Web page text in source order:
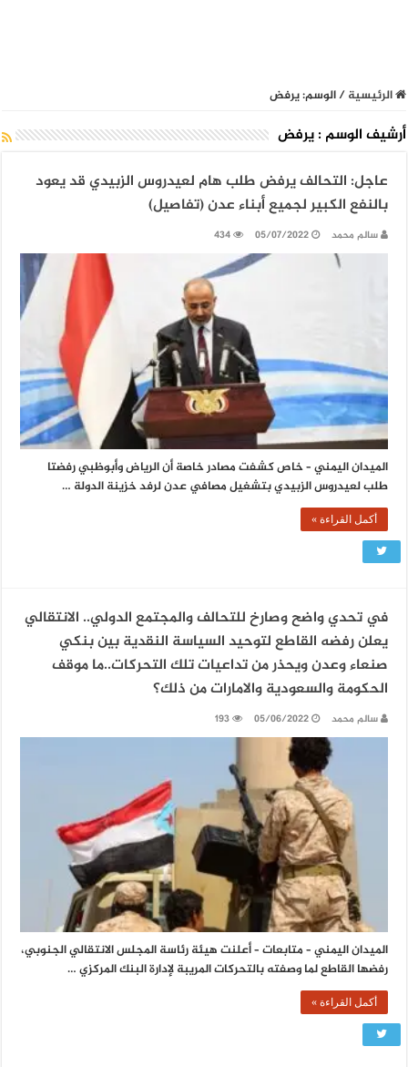
الرئيسية/الوسم:يرفض
أرشيف الوسم :يرفض
عاجل: التحالف يرفض طلب هام لعيدروس الزبيدي قد يعود
بالنفع الكبير لجميع أبناء عدن (تفاصيل)
سالم محمد 05/07/2022
434
الميدان اليمني – خاص كشفت مصادر خاصة أن الرياض وأبوظبي رفضتا
طلب لعيدروس الزبيدي بتشغيل مصافي عدن لرفد خزينة الدولة …
أكمل القراءة »
في تحدي واضح وصارخ للتحالف والمجتمع الدولي.. الانتقالي
يعلن رفضه القاطع لتوحيد السياسة النقدية بين بنكي
صنعاء وعدن ويحذر من تداعيات تلك التحركات..ما موقف
الحكومة والسعودية والامارات من ذلك؟
سالم محمد 05/06/2022
193
الميدان اليمني – متابعات – أعلنت هيئة رئاسة المجلس الانتقالي الجنوبي،
رفضها القاطع لما وصفته بالتحركات المريبة لإدارة البنك المركزي …
أكمل القراءة »